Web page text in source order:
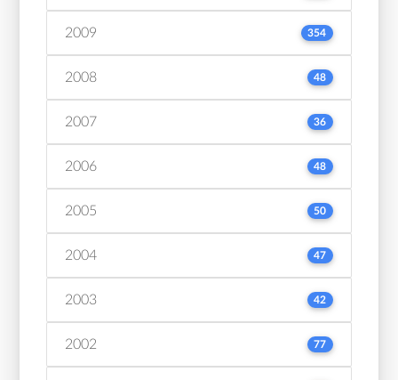
2009 354
2008 48
2007 36
2006 48
2005 50
2004 47
2003 42
2002 77